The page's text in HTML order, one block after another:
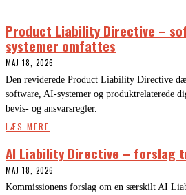
Product Liability Directive –
systemer omfattes
MAJ 18, 2026
Den reviderede Product Liability Directive
software, AI-systemer og produktrelaterede
bevis- og ansvarsregler.
LÆS MERE
AI Liability Directive – forslag
MAJ 18, 2026
Kommissionens forslag om en særskilt AI